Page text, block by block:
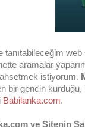
tanıtabileceğim
aramalar
istiyorum.
bir gencin
Babilanka.com.
ve Sitenin